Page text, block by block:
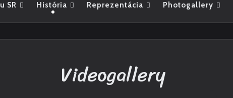
SR História Reprezentácia Photogallery
Videogallery